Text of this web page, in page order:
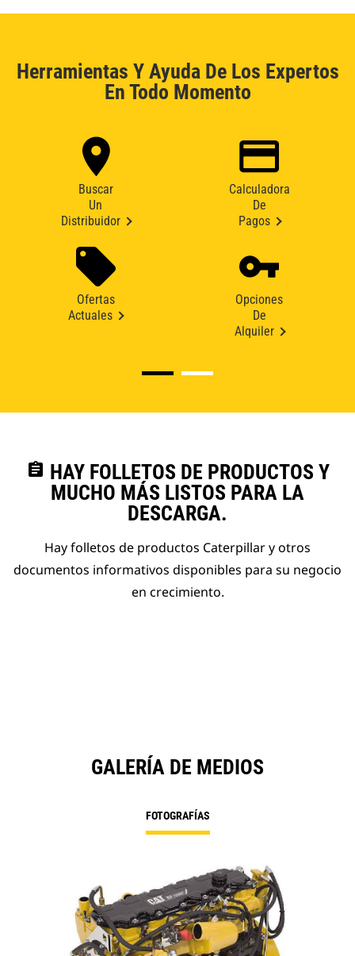
Herramientas Y Ayuda De Los Expertos
En Todo Momento
Buscar
Un
Distribuidor
Calculadora
De
Pagos
Ofertas
Actuales
Opciones
De
Alquiler
assignment HAY FOLLETOS DE PRODUCTOS Y
MUCHO MÁS LISTOS PARA LA
DESCARGA.
Hay folletos de productos Caterpillar y otros
documentos informativos disponibles para su negocio
en crecimiento.
GALERÍA DE MEDIOS
FOTOGRAFÍAS